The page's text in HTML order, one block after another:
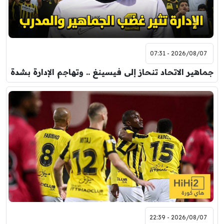
اودينيزي
8:00 م
مباراة ودية
برشلونة
2026/08/07 - 07:31
جماهير الاتحاد تنحاز إلى فيسينغ .. وتهاجم الإدارة بشدة
2026/08/07 - 22:39